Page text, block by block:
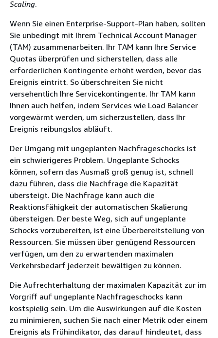
Scaling.
Wenn Sie einen Enterprise-Support-Plan haben, sollten
Sie unbedingt mit Ihrem Technical Account Manager
(TAM) zusammenarbeiten. Ihr TAM kann Ihre Service
Quotas überprüfen und sicherstellen, dass alle
erforderlichen Kontingente erhöht werden, bevor das
Ereignis eintritt. So überschreiten Sie nicht
versehentlich Ihre Servicekontingente. Ihr TAM kann
Ihnen auch helfen, indem Services wie Load Balancer
vorgewärmt werden, um sicherzustellen, dass Ihr
Ereignis reibungslos abläuft.
Der Umgang mit ungeplanten Nachfrageschocks ist
ein schwierigeres Problem. Ungeplante Schocks
können, sofern das Ausmaß groß genug ist, schnell
dazu führen, dass die Nachfrage die Kapazität
übersteigt. Die Nachfrage kann auch die
Reaktionsfähigkeit der automatischen Skalierung
übersteigen. Der beste Weg, sich auf ungeplante
Schocks vorzubereiten, ist eine Überbereitstellung von
Ressourcen. Sie müssen über genügend Ressourcen
verfügen, um den zu erwartenden maximalen
Verkehrsbedarf jederzeit bewältigen zu können.
Die Aufrechterhaltung der maximalen Kapazität zur im
Vorgriff auf ungeplante Nachfrageschocks kann
kostspielig sein. Um die Auswirkungen auf die Kosten
zu minimieren, suchen Sie nach einer Metrik oder einem
Ereignis als Frühindikator, das darauf hindeutet, dass